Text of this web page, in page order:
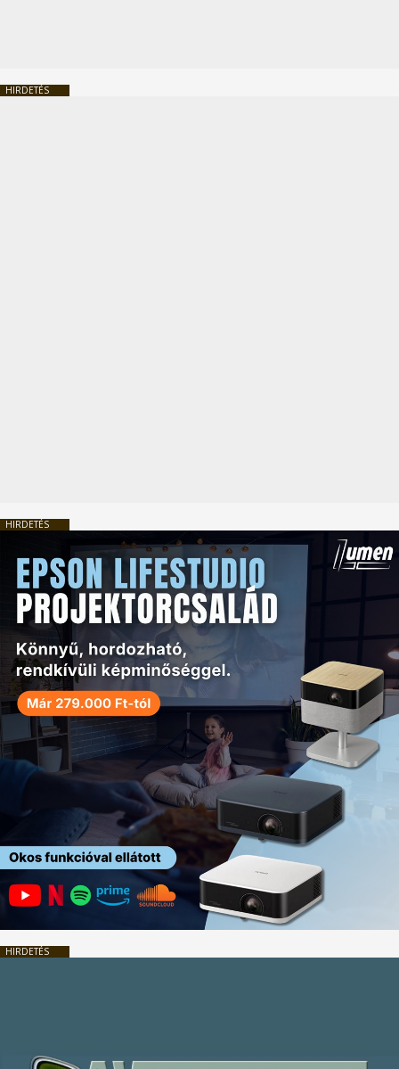
HIRDETÉS
HIRDETÉS
HIRDETÉS